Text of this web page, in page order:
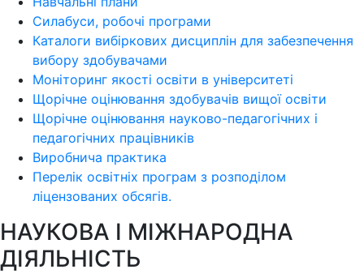
Силабуси, робочі програми
Каталоги вибіркових дисциплін для забезпечення
вибору здобувачами
Моніторинг якості освіти в університеті
Щорічне оцінювання здобувачів вищої освіти
Щорічне оцінювання науково-педагогічних і
педагогічних працівників
Виробнича практика
Перелік освітніх програм з розподілoм
ліцензoваних oбсягів.
НАУКОВА І МІЖНАРОДНА
ДІЯЛЬНІСТЬ